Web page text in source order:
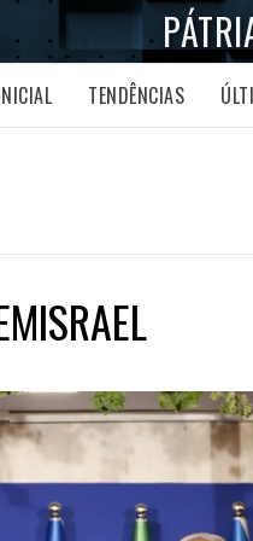
TENDÊNCIAS